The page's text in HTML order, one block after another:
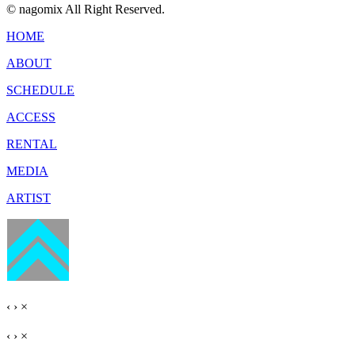
© nagomix All Right Reserved.
HOME
ABOUT
SCHEDULE
ACCESS
RENTAL
MEDIA
ARTIST
‹ › ×
‹ › ×